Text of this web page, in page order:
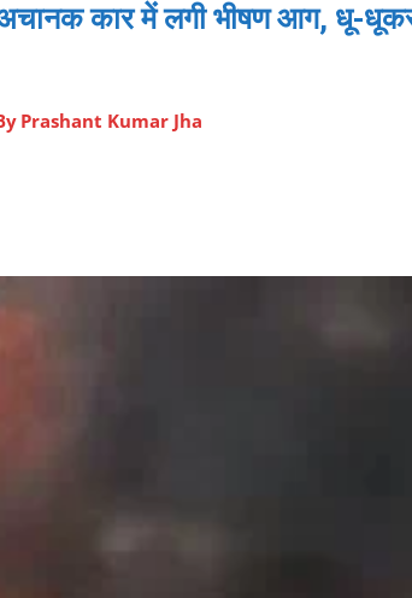
कार में लगी भीषण आग, धू-
Prashant Kumar Jha